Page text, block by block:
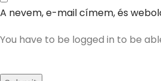
A nevem, e-mail címem, és
You have to be logged in to be